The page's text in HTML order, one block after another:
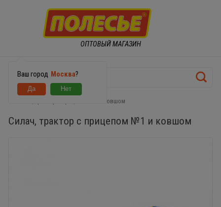
ОПТОВЫЙ МАГАЗИН
Ваш город Москва?
Силач, трактор с прицепом №1 и ковшом
Силач, трактор с прицепом №1 и ковшом